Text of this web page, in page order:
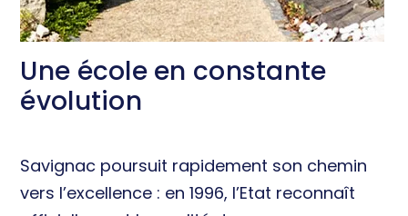
Une école en constante
évolution
Savignac poursuit rapidement son chemin
vers l’excellence : en 1996, l’Etat reconnaît